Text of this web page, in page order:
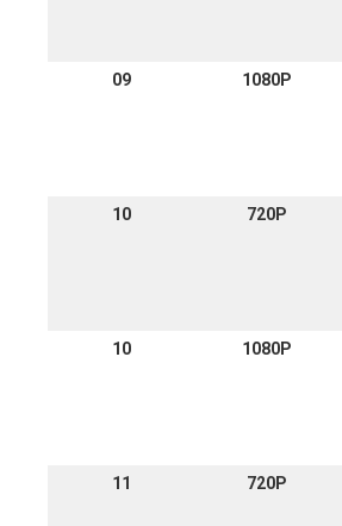
09
1080P
10
720P
10
1080P
11
720P